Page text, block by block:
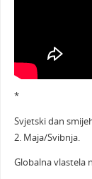
*
Svjetski dan
2. Maja/Svibnja.
Globalna vlastela